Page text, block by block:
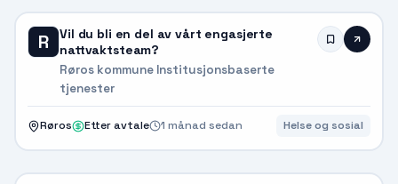
R
Vil du bli en del av vårt engasjerte
nattvaktsteam?
Røros kommune Institusjonsbaserte
tjenester
Røros Etter avtale 1 månad sedan Helse og sosial